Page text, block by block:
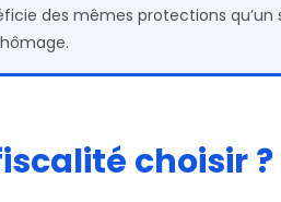
des mêmes protections qu’un
fiscalité choisir ?